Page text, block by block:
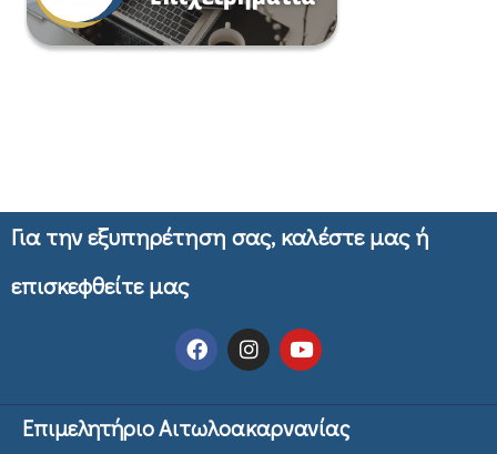
Για την εξυπηρέτηση σας, καλέστε μας ή
επισκεφθείτε μας
Επιμελητήριο Αιτωλοακαρνανίας